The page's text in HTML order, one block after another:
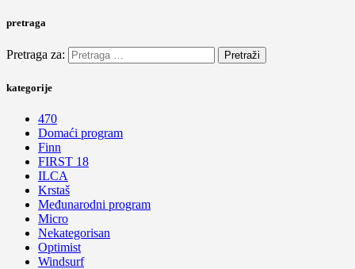
pretraga
Pretraga za:
kategorije
470
Domaći program
Finn
FIRST 18
ILCA
Krstaš
Međunarodni program
Micro
Nekategorisan
Optimist
Windsurf